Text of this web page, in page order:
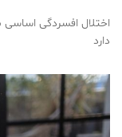
اختلال افسردگی اساسی
دارد